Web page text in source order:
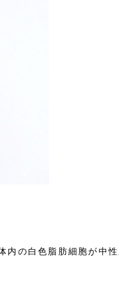
の白色脂肪細胞が中